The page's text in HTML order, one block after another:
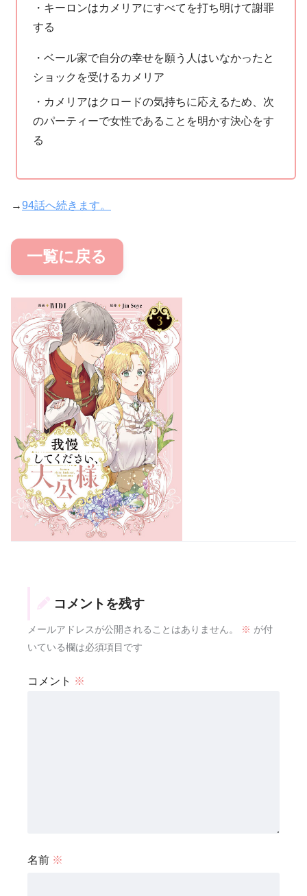
・キーロンはカメリアにすべてを打ち明けて謝罪
する
・ベール家で自分の幸せを願う人はいなかったと
ショックを受けるカメリア
・カメリアはクロードの気持ちに応えるため、次
のパーティーで女性であることを明かす決心をす
る
→94話へ続きます。
一覧に戻る
コメントを残す
メールアドレスが公開されることはありません。 ※ が付
いている欄は必須項目です
コメント ※
名前 ※